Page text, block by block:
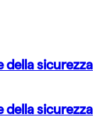
della sicurezza
della sicurezza